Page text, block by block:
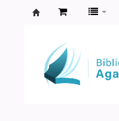
Agamenon
Magalhães